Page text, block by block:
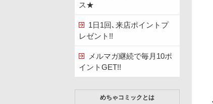
ス★
1日1回､来店ポイントプ
レゼント!!
メルマガ継続で毎月10ポ
イントGET!!
めちゃコミックとは